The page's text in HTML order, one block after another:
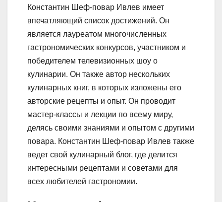
Константин Шеф-повар Ивлев имеет
впечатляющий список достижений. Он
является лауреатом многочисленных
гастрономических конкурсов, участником и
победителем телевизионных шоу о
кулинарии. Он также автор нескольких
кулинарных книг, в которых изложены его
авторские рецепты и опыт. Он проводит
мастер-классы и лекции по всему миру,
делясь своими знаниями и опытом с другими
повара. Константин Шеф-повар Ивлев также
ведет свой кулинарный блог, где делится
интересными рецептами и советами для
всех любителей гастрономии.